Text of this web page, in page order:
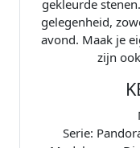
d
a
g
a
gekleurde
gelegenheid,
avond. Maak je
zijn
Serie: